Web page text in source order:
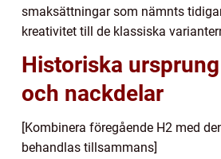
smaksättningar som nämnts
kreativitet till de klassiska
Historiska
och nackdelar
[Kombinera föregående H2 med
behandlas tillsammans]